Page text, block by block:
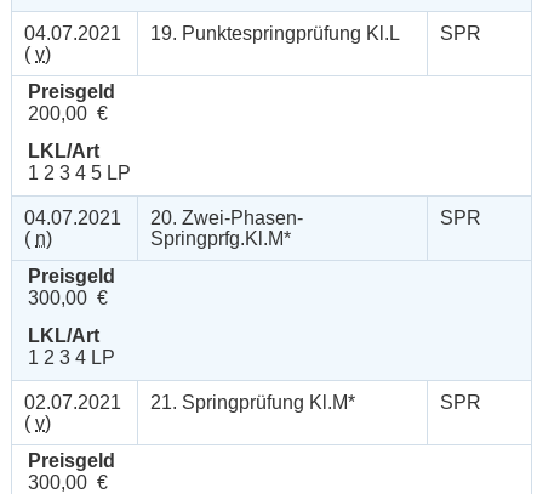
04.07.2021
( v)
19. Punktespringprüfung Kl.L SPR
Preisgeld
200,00 €
LKL/Art
1 2 3 4 5 LP
04.07.2021
( n)
20. Zwei-Phasen-
Springprfg.Kl.M*
SPR
Preisgeld
300,00 €
LKL/Art
1 2 3 4 LP
02.07.2021
( v)
21. Springprüfung Kl.M* SPR
Preisgeld
300,00 €